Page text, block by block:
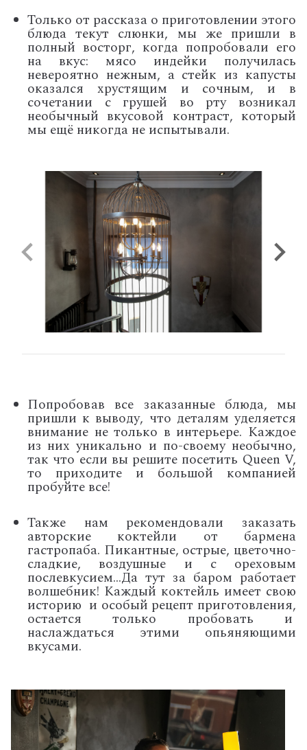
Только от рассказа о приготовлении этого
блюда текут слюнки, мы же пришли в
полный восторг, когда попробовали его
на вкус: мясо индейки получилась
невероятно нежным, а стейк из капусты
оказался хрустящим и сочным, и в
сочетании с грушей во рту возникал
необычный вкусовой контраст, который
мы ещё никогда не испытывали.
Попробовав все заказанные блюда, мы
пришли к выводу, что деталям уделяется
внимание не только в интерьере. Каждое
из них уникально и по-своему необычно,
так что если вы решите посетить Queen V,
то приходите и большой компанией
пробуйте все!
Также нам рекомендовали заказать
авторские коктейли от бармена
гастропаба. Пикантные, острые, цветочно-
сладкие, воздушные и с ореховым
послевкусием...Да тут за баром работает
волшебник! Каждый коктейль имеет свою
историю и особый рецепт приготовления,
остается только пробовать и
наслаждаться этими опьяняющими
вкусами.